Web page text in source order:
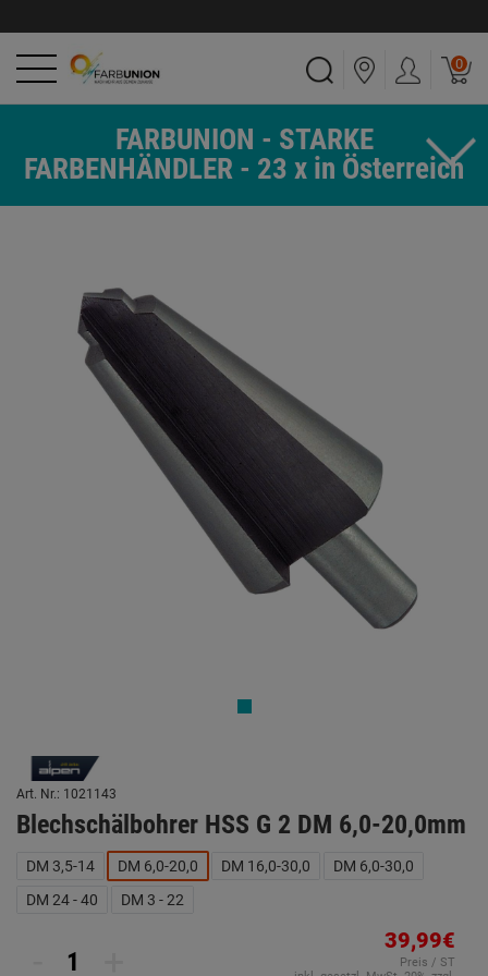
0
FARBUNION - STARKE
FARBENHÄNDLER - 23 x in Österreich
Art. Nr.: 1021143
Blechschälbohrer HSS G 2 DM 6,0-20,0mm
DM 3,5-14 DM 6,0-20,0 DM 16,0-30,0
DM 6,0-30,0
DM 24 - 40
DM 3 - 22
39,99€
Preis / ST